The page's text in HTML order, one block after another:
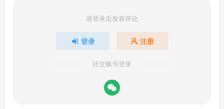
请登录后发表评论
登录 注册
社交账号登录